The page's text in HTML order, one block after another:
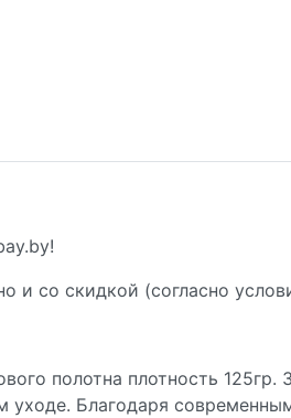
и со скидкой (согласно
полотна плотность
Благодаря